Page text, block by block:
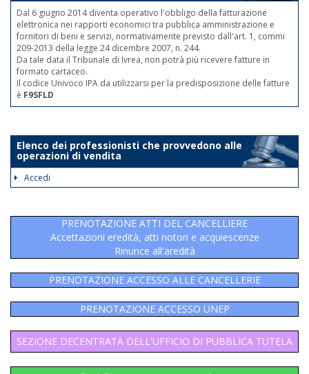
Dal 6 giugno 2014 diventa operativo l'obbligo della fatturazione
elettronica nei rapporti economici tra pubblica amministrazione e
fornitori di beni e servizi, normativamente previsto dall'art. 1, commi
209-2013 della legge 24 dicembre 2007, n. 244.
Da tale data il Tribunale di Ivrea, non potrà più ricevere fatture in
formato cartaceo.
Il codice Univoco IPA da utilizzarsi per la predisposizione delle fatture
è F9SFLD
Elenco dei professionisti che provvedono alle
operazioni di vendita
Accedi
PRENOTAZIONE ATTI DEL CANCELLIERE
Accettazioni eredità, atti notori e acquiescenze
Rinunce all'aredità
PRENOTAZIONE ACCESSO ALLE CANCELLERIE
PRENOTAZIONE ACCESSO UNEP
SEZIONE DECENTRATA DELL'UFFICIO DI PUBBLICA TUTELA